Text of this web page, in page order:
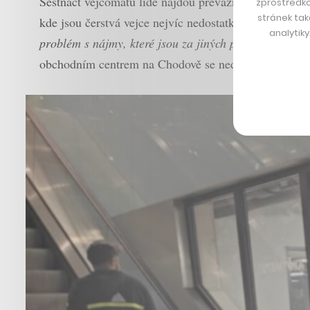
kde jsou čerstvá vejce nejvíc nedostatkovým
problém s nájmy, které jsou za jiných podmínek. Je
obchodním centrem na Chodově se nedomluvil.
stránek